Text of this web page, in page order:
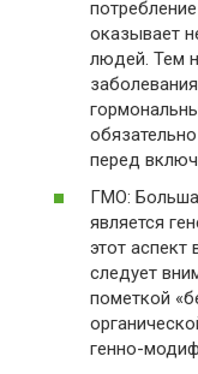
оказывает
людей. Тем
перед
ГМО:
является
этот аспект
следует
пометкой
генно-